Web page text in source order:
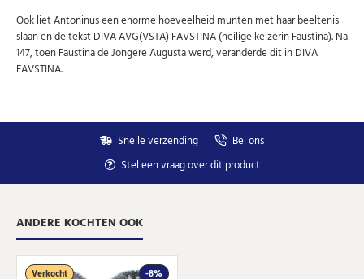
Ook liet Antoninus een enorme hoeveelheid munten met haar beeltenis
slaan en de tekst DIVA AVG(VSTA) FAVSTINA (heilige keizerin Faustina). Na
147, toen Faustina de Jongere Augusta werd, veranderde dit in DIVA
FAVSTINA.
Snelle verzending
Bel ons
Stel een vraag over dit product
ANDERE KOCHTEN OOK
-8%
Verkocht